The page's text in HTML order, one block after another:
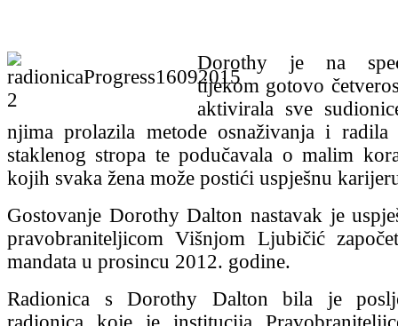
Dorothy je na
tijekom gotovo
aktivirala sve
njima prolazila metode osnaživanja i radila
staklenog stropa te podučavala o malim
kojih svaka žena može postići uspješnu
Gostovanje Dorothy Dalton nastavak je
pravobraniteljicom Višnjom Ljubičić
mandata u prosincu 2012. godine.
Radionica s Dorothy Dalton bila je